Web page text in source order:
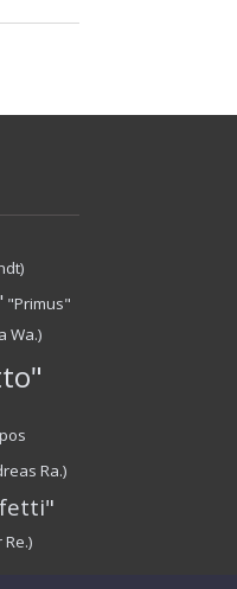
"Primus"
Wa.)
Ra.)